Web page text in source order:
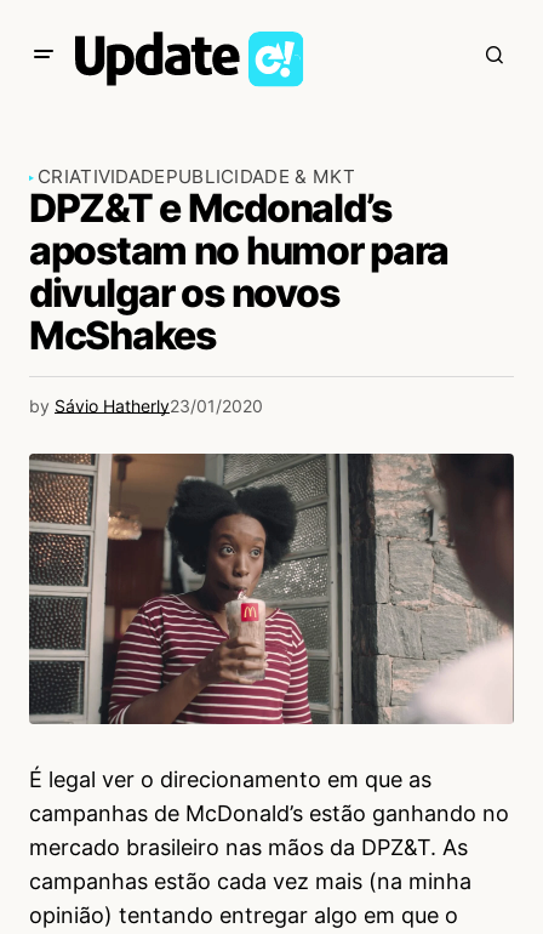
CRIATIVIDADEPUBLICIDADE & MKT
DPZ&T e Mcdonald’s
apostam no humor para
divulgar os novos
McShakes
by Sávio Hatherly23/01/2020
É legal ver o direcionamento em que as
campanhas de McDonald’s estão ganhando no
mercado brasileiro nas mãos da DPZ&T. As
campanhas estão cada vez mais (na minha
opinião) tentando entregar algo em que o